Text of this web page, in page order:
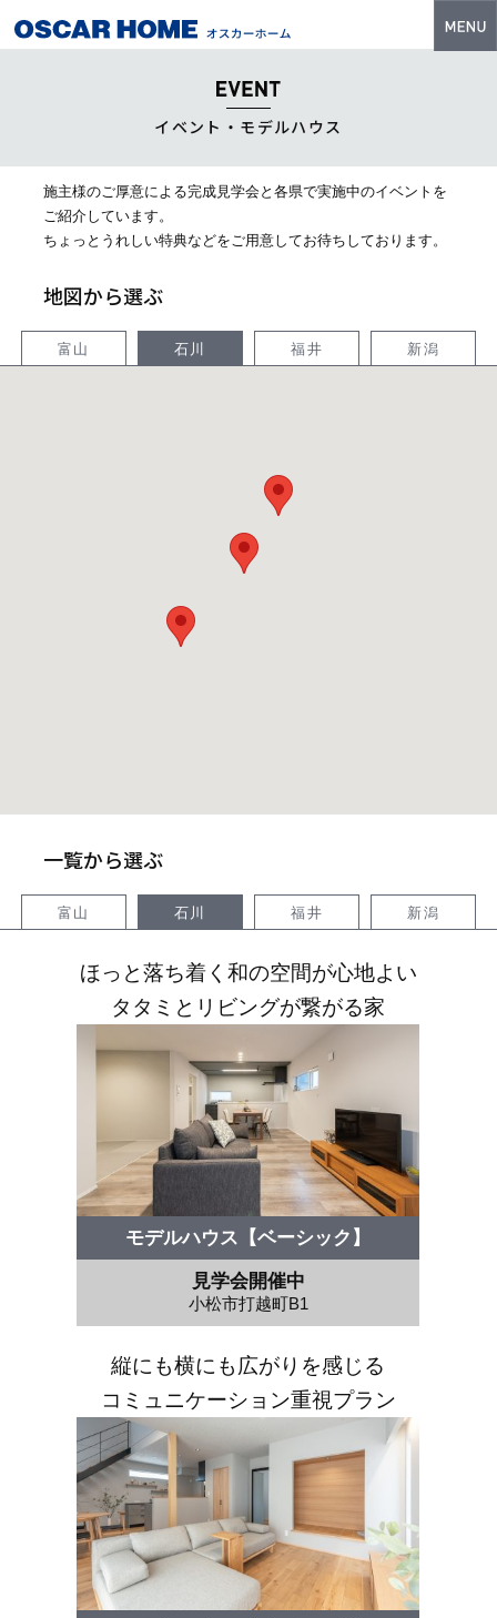
特長
イベント・モデルハウス
商品ラインナップ
フォトギャラリー
土地情報
オンライン相談会
イベント・モデルハウス
施主様のご厚意による完成見学会と各県で実施中のイベントを
ご紹介しています。
ちょっとうれしい特典などをご用意してお待ちしております。
地図から選ぶ
富山 石川 福井 新潟
一覧から選ぶ
富山 石川 福井 新潟
ほっと落ち着く和の空間が心地よい
タタミとリビングが繋がる家
モデルハウス【ベーシック】
見学会開催中
小松市打越町B1
縦にも横にも広がりを感じる
コミュニケーション重視プラン